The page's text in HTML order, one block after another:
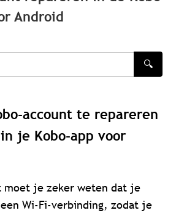
Android
🔍
account te repareren
je Kobo-app voor
moet je zeker weten dat je
Wi-Fi-verbinding, zodat je